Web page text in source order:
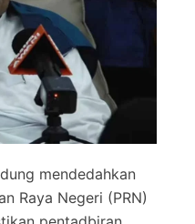
mendedahkan
Raya Negeri (PRN)